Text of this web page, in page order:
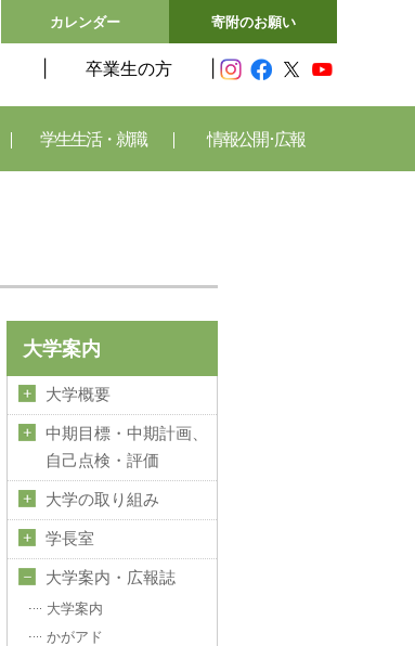
カレンダー 寄附のお願い
卒業生の方
学生生活・就職 情報公開･広報
大学案内
大学概要
中期目標・中期計画、
自己点検・評価
大学の取り組み
学長室
大学案内・広報誌
大学案内
かがアド